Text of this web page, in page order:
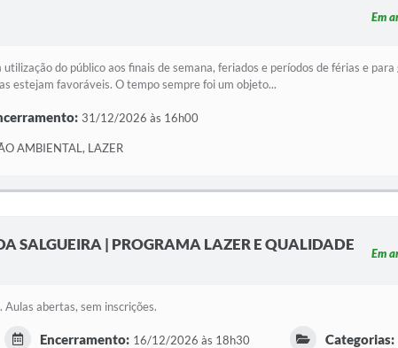
Em
do público aos finais de semana, feriados e períodos de férias e
estejam favoráveis. O tempo sempre foi um objeto...
31/12/2026 às 16h00
AMBIENTAL, LAZER
SALGUEIRA | PROGRAMA LAZER E QUALIDADE
Em
abertas, sem inscrições.
Encerramento: 16/12/2026 às 18h30 Categorias: